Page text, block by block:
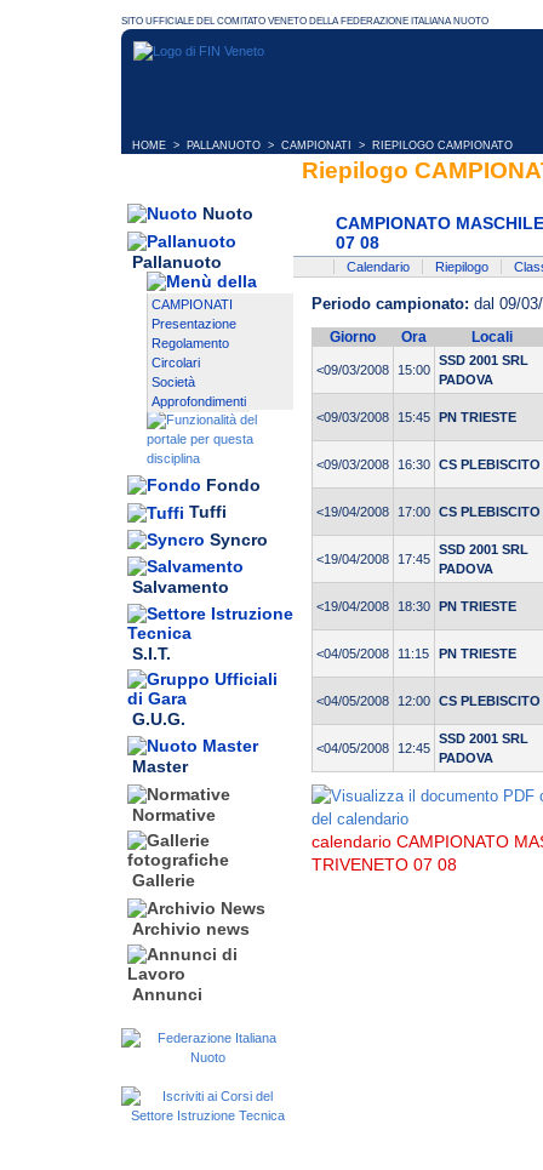
HOME > PALLANUOTO > CAMPIONATI > RIEPILOGO CAMPIONATO
Nuoto
Pallanuoto
CAMPIONATI
Presentazione
Regolamento
Circolari
Società
Approfondimenti
Fondo
Tuffi
Syncro
Salvamento
S.I.T.
G.U.G.
Master
Normative
Gallerie
Archivio news
Annunci
Riepilogo
CAMPIONATO
07 08
Calendario Riepilogo
Periodo campionato: dal 09/
Giorno Ora Locali
<09/03/2008 15:00
SSD 2001 SRL
PADOVA
<09/03/2008 15:45 PN TRIESTE
<09/03/2008 16:30 CS PLEBISCITO
<19/04/2008 17:00 CS PLEBISCITO
<19/04/2008 17:45
SSD 2001 SRL
PADOVA
<19/04/2008 18:30 PN TRIESTE
<04/05/2008 11:15 PN TRIESTE
<04/05/2008 12:00 CS PLEBISCITO
<04/05/2008 12:45
SSD 2001 SRL
PADOVA
calendario CAMPIONATO
TRIVENETO 07 08